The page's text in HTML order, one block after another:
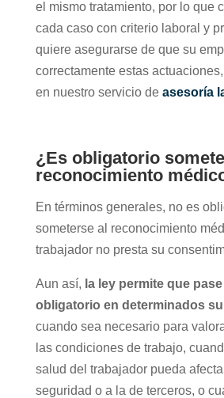
el mismo tratamiento, por lo que
cada caso con criterio laboral y
quiere asegurarse de que su
correctamente estas
en nuestro servicio de asesoría
¿Es obligatorio
reconocimiento
En términos generales, no es
someterse al reconocimiento
trabajador no presta su
Aun así, la ley permite que
obligatorio en determinados
cuando sea necesario para
las condiciones de trabajo,
salud del trabajador pueda
seguridad o a la de terceros, o